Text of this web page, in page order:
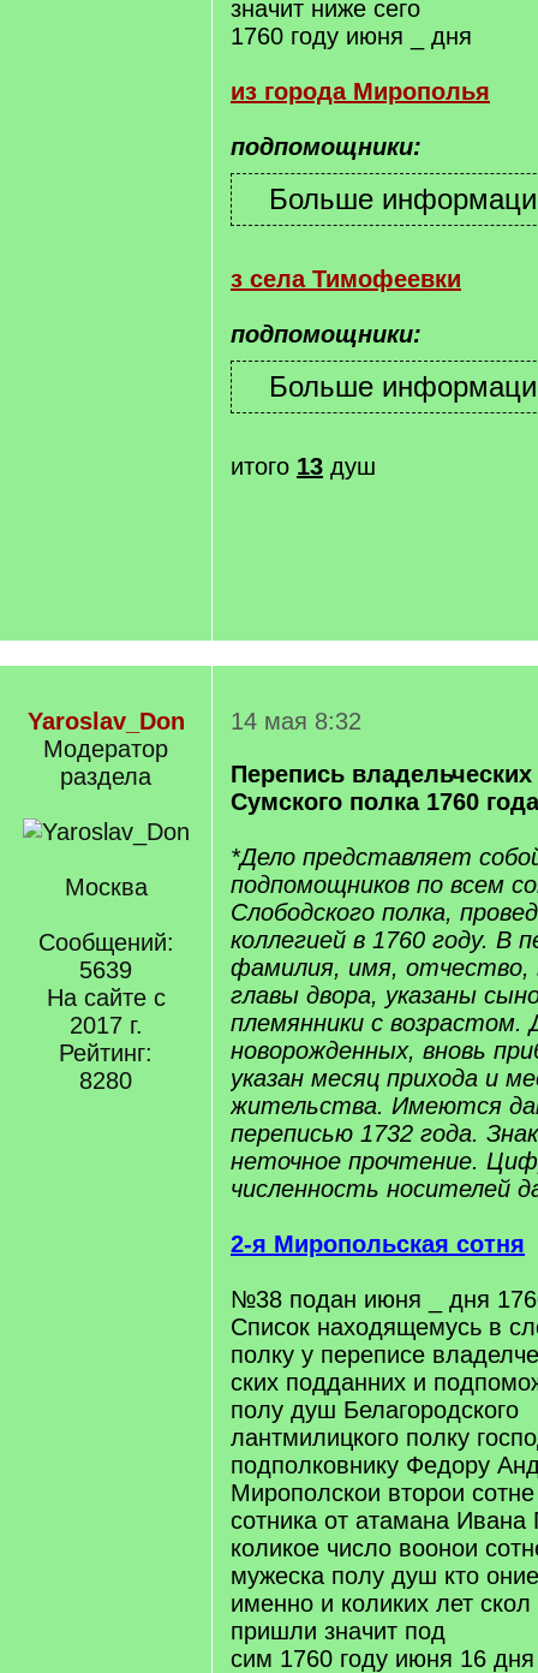
значит ниже сего
1760 году июня _ дня
из города Мирополья
подпомощники:
з села Тимофеевки
подпомощники:
итого 13 душ
Yaroslav_Don
Модератор
раздела
Москва
Сообщений:
5639
На сайте с
2017 г.
Рейтинг:
8280
14 мая 8:32
Перепись
Сумского полка 1760 года
*Дело представляет
подпомощников по всем
Слободского полка,
коллегией в 1760 году. В
фамилия, имя, отчество,
главы двора, указаны
племянники с возрастом.
новорожденных, вновь
указан месяц прихода и
жительства. Имеются
переписью 1732 года.
неточное прочтение.
численность носителей
2-я Миропольская сотня
№38 подан июня _ дня
Список находящемусь в
полку у переписе владелче
ских подданних и
полу душ Белагородского
лантмилицкого полку
подполковнику Федору
Мирополскои второи
сотника от атамана Ивана
коликое число воонои
мужеска полу душ кто оние
именно и коликих лет
пришли значит под
сим 1760 году июня 16 дня